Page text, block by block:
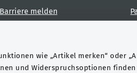
wie „Artikel merken“ oder
und Widerspruchsoptionen finden
Barriere melden